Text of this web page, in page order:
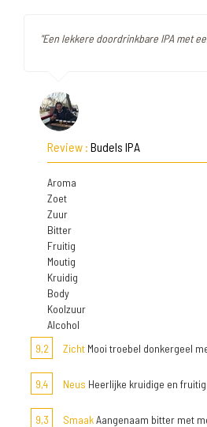
"Een lekkere doordrinkbare IPA met
Review : Budels IPA
Aroma
Zoet
Zuur
Bitter
Fruitig
Moutig
Kruidig
Body
Koolzuur
Alcohol
9,2
Zicht Mooi troebel donkergeel
9,4 Neus Heerlijke kruidige en
9,3 SmaakAangenaam bitter met